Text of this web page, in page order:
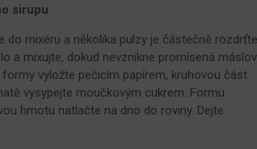
sirupu
do mixéru a několika pulzy je částečně rozdrťte.
a mixujte, dokud nevznikne promísená
vyložte pečicím papírem, kruhovou část
vysypejte moučkovým cukrem. Formu
hmotu natlačte na dno do roviny. Dejte